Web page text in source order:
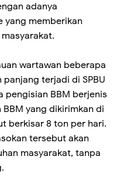
adanya
yang memberikan
wartawan beberapa
terjadi di SPBU
pengisian BBM berjenis
yang dikirimkan di
berkisar 8 ton per hari.
tersebut akan
masyarakat, tanpa